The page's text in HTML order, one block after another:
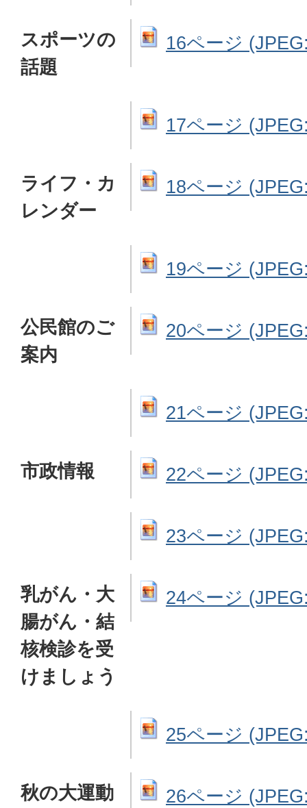
スポーツの
話題
16ページ
17ページ
ライフ・カ
レンダー
18ページ
19ページ
公民館のご
案内
20ページ
21ページ
市政情報 22ページ
23ページ
乳がん・大
腸がん・結
核検診を受
けましょう
24ページ
25ページ
秋の大運動
26ページ